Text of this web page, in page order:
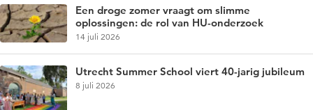
Een droge zomer vraagt om slimme
oplossingen: de rol van HU-onderzoek
14 juli 2026
Utrecht Summer School viert 40-jarig jubileum
8 juli 2026